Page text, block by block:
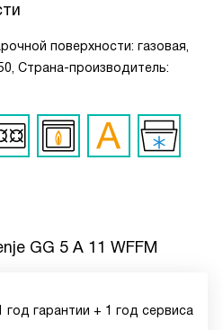
поверхности: газовая,
Страна-производитель:
GG 5 A 11 WFFM
год гарантии + 1 год сервиса